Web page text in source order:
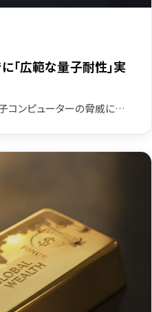
「広範な量子耐性」実
コンピューターの脅威に…